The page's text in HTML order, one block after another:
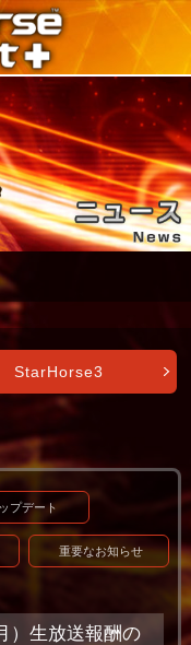
StarHorse3
プデート
重要なお知らせ
）生放送報酬の